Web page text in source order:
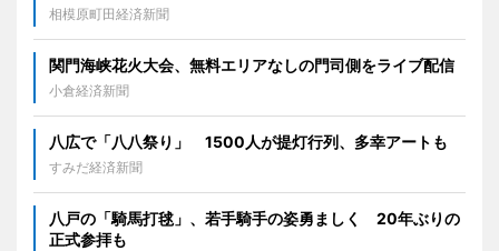
相模原町田経済新聞
関門海峡花火大会、無料エリアなしの門司側をライブ配信
小倉経済新聞
八広で「八八祭り」 1500人が提灯行列、多幸アートも
すみだ経済新聞
八戸の「騎馬打毬」、若手騎手の姿勇ましく 20年ぶりの
正式参拝も